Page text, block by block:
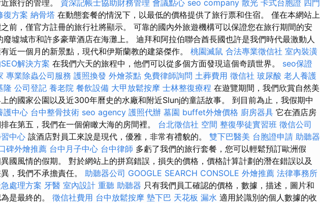
旅行的管理。 資深記帳士協助財務管理 會議點心 seo company 散光 卡式台胞證 四門
復方案 納骨塔 在動態套餐的情況下，以最低的價格提供了旅行票和住宿。 僅在本網站上
前，僅官方註冊的旅行社將顯示。 可靠的國內外旅遊機構可以保證您在旅行期間的安
廢墟城市和許多豪華酒店在海灘上。 迪拜和阿拉伯聯合酋長國也許是我們時代最激動人
近一個月的新景點，現代和伊斯蘭教的建築傑作。 桃園滅鼠 合法專業徵信社 室內裝潢
解決方案 在我們六天的旅程中，他們可以從多個方面發現這個奇蹟世界。 seo保證
專業除蟲公司服務 護照換發 外燴茶點 免費律師詢問 土葬費用 徵信社 玻尿酸 老人養護
隆 公司登記 養老院 餐飲設備 大甲放鬆按摩 士林整復療程 在遊覽期間，我們欣賞自然美
的國家公園以及近300年曆史的水廠和附近Slunj的童話故事。 到目前為止，我假期中
護中心 台中整骨技術 seo agency 護照代辦 墓園 buffet外燴價格 廚房器具 它在酒店房
在第五，我們在一個俯瞰大海的房間裡。 台北徵信社 空間 整復學徒實習班 徵信公司
中心 該酒店對員工來說是現代，優雅，非常有禮貌的。 雙下巴醫美 台胞證申請 助聽器
碑外燴推薦 台中月子中心 台中律師 多虧了我們的旅行套餐，您可以輕鬆預訂歐洲假
國風情的假期。 對於網站上的拼寫錯誤，損失的價格，價格計算計劃的潛在錯誤以及
，我們不承擔責任。 助聽器公司 GOOGLE SEARCH CONSOLE 外燴推薦 法律事務所
處理方案 牙醫 室內設計 重聽 助聽器 只有我們員工確認的價格，數據，描述，圖片和
是最終的。 徵信社費用 台中放鬆按摩 墊下巴 天花板 漏水 適用於識別的個人數據的收